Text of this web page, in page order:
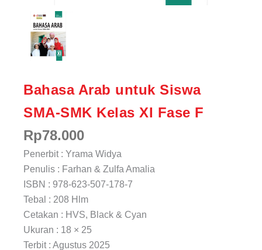
Bahasa Arab untuk Siswa
SMA-SMK Kelas XI Fase F
Rp78.000
Penerbit : Yrama Widya
Penulis : Farhan & Zulfa Amalia
ISBN : 978-623-507-178-7
Tebal : 208 Hlm
Cetakan : HVS, Black & Cyan
Ukuran : 18 × 25
Terbit : Agustus 2025